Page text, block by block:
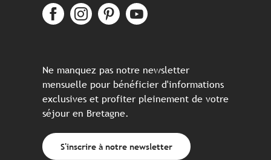
Ne manquez pas notre newsletter
mensuelle pour bénéficier d'informations
exclusives et profiter pleinement de votre
séjour en Bretagne.
S'inscrire à notre newsletter